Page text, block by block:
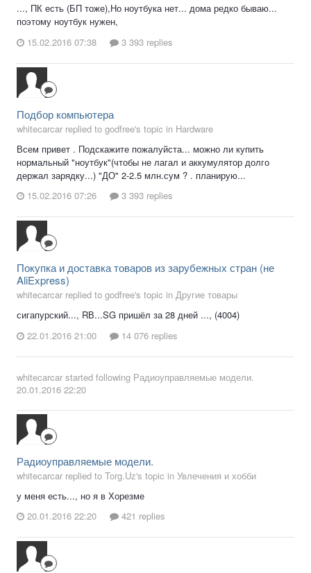
..., ПК есть (БП тоже),Но ноутбука нет... дома редко бываю...
поэтому ноутбук нужен,
15.02.2016 07:38
3 393 replies
Подбор компьютера
whitecarcar replied to godfree's topic in Hardware
Всем привет . Подскажите пожалуйста... можно ли купить
нормальный "ноутбук"(чтобы не лагал и аккумулятор долго
держал зарядку...) "ДО" 2-2.5 млн.сум ? . планирую...
15.02.2016 07:26
3 393 replies
Покупка и доставка товаров из зарубежных стран (не
AliExpress)
whitecarcar replied to godfree's topic in Другие товары
сигапурский..., RВ...SG пришёл за 28 дней ..., (4004)
22.01.2016 21:00
14 076 replies
whitecarcar started following Радиоуправляемые модели.
20.01.2016 22:20
Радиоуправляемые модели.
whitecarcar replied to Torg.Uz's topic in Увлечения и хобби
у меня есть..., но я в Хорезме
20.01.2016 22:20
421 replies